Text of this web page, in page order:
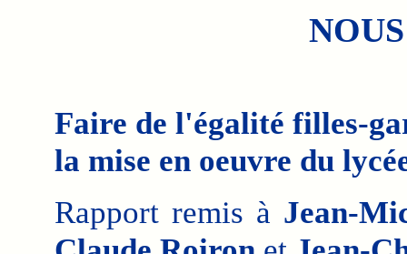
Faire de l'égalité filles-
la mise en oeuvre du
Rapport remis à Jean-